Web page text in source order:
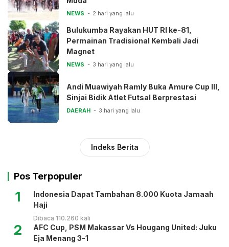
NEWS 2 hari yang lalu
Bulukumba Rayakan HUT RI ke-81,
Permainan Tradisional Kembali Jadi
Magnet
NEWS 3 hari yang lalu
Andi Muawiyah Ramly Buka Amure Cup III,
Sinjai Bidik Atlet Futsal Berprestasi
DAERAH 3 hari yang lalu
Indeks Berita
Pos Terpopuler
1
Indonesia Dapat Tambahan 8.000 Kuota Jamaah
Haji
Dibaca 110.260 kali
2
AFC Cup, PSM Makassar Vs Hougang United: Juku
Eja Menang 3-1